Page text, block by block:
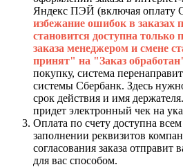
Яндекс ПЭЙ (включая
избежание ошибок в заказах
становится доступна только
заказа менеджером и смене
принят" на "Заказ
покупку, система
системы Сбербанк. Здесь
срок действия и имя
придет электронный чек на
Оплата по счету доступна
заполнении реквизитов
согласования заказа
для вас способом.